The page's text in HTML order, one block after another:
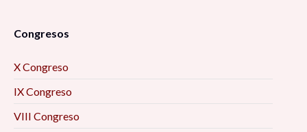
Perspectiva para el Desarrollo Local 10:00 am
visión de los egresados 10:00 am
Congresos
X Congreso
IX Congreso
VIII Congreso